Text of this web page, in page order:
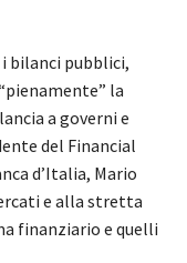
i bilanci pubblici,
la
a governi e
del Financial
d’Italia, Mario
e alla stretta
finanziario e quelli